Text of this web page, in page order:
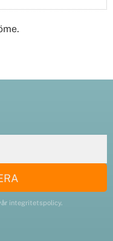
integritetspolicy.